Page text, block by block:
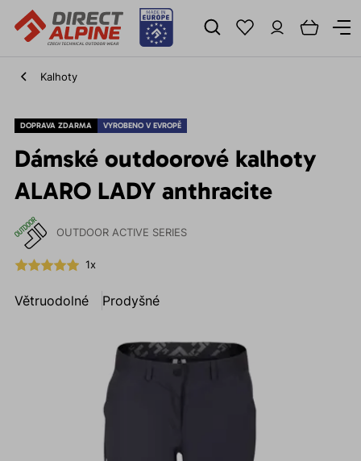
Kalhoty
DOPRAVA ZDARMA VYROBENO V EVROPĚ
Dámské outdoorové kalhoty
ALARO LADY anthracite
OUTDOOR ACTIVE SERIES
1x
Větruodolné Prodyšné